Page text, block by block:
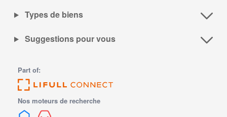
Types de biens
Suggestions pour vous
Part of:
Nos moteurs de recherche